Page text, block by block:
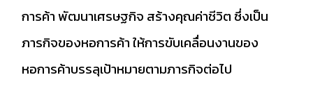
การค้า พัฒนาเศรษฐกิจ สร้างคุณค่าชีวิต ซึ่งเป็น
ภารกิจของหอการค้า ให้การขับเคลื่อนงานของ
หอการค้าบรรลุเป้าหมายตามภารกิจต่อไป